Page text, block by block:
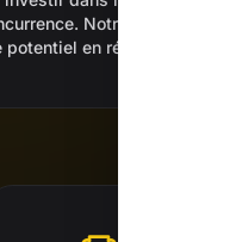
Notre
en résultats